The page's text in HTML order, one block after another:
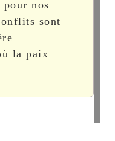
pour nos
sont
la paix